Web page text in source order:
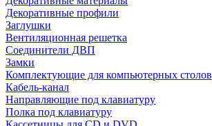
Декоративные профили
Заглушки
Вентиляционная решетка
Соединители ДВП
Замки
Комплектующие для компьютерных столов
Кабель-канал
Направляющие под клавиатуру
Полка под клавиатуру